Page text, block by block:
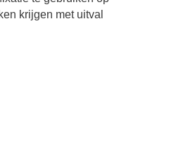
krijgen met uitval